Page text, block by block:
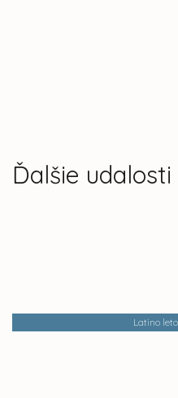
Ďalšie
Latino